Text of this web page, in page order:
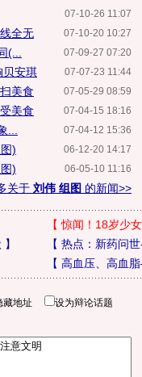
07-10-26 11:07
07-10-20 10:27
全无
07-09-27 07:20
(...
07-07-23 11:44
贝安琪
07-05-29 08:59
美食
07-04-15 18:16
美食
07-04-12 15:36
...
06-12-20 14:17
)
06-05-10 11:16
)
关于 刘伟 组图 的新闻>>
【惊闻！18岁少
】 【 热点：新药问
【 高血压、高血
藏地址 设为辩论话题